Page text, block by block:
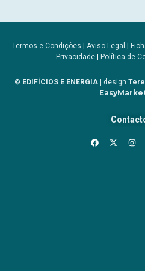
Termos e Condições | Aviso Legal |
Privacidade| Política de
© EDIFÍCIOS E ENERGIA | design